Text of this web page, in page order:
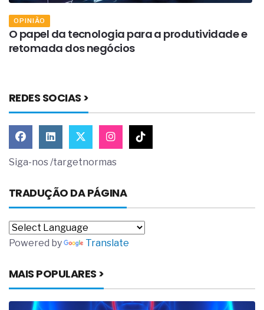
OPINIÃO
O papel da tecnologia para a produtividade e
retomada dos negócios
REDES SOCIAS >
Siga-nos /targetnormas
TRADUÇÃO DA PÁGINA
Powered by Translate
MAIS POPULARES >